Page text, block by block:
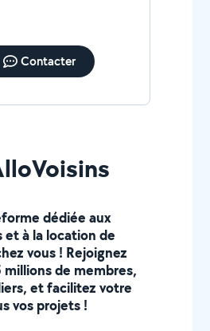
Contacter
dédiée aux
à la location de
vous ! Rejoignez
de membres,
et facilitez votre
vos projets !